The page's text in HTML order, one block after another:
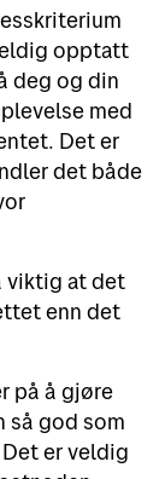
opptatt
deg og din
med
Det er
det både
viktig at det
enn det
på å gjøre
så god som
er veldig